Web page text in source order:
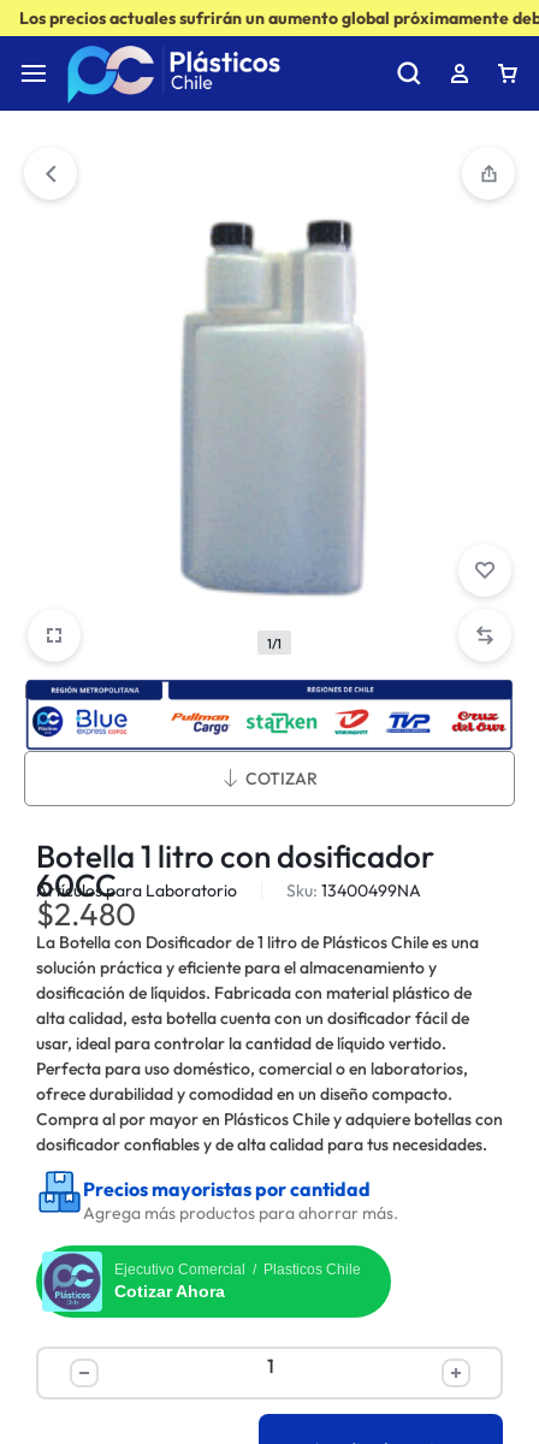
Los precios actuales sufrirán un aumento global próximamente
1/1
Métodos de envío:
COTIZAR
Botella 1 litro con dosificador
60CC
Artículos para Laboratorio Sku: 13400499NA
$2.480
La Botella con Dosificador de 1 litro de Plásticos Chile es una
solución práctica y eficiente para el almacenamiento y
dosificación de líquidos. Fabricada con material plástico de
alta calidad, esta botella cuenta con un dosificador fácil de
usar, ideal para controlar la cantidad de líquido vertido.
Perfecta para uso doméstico, comercial o en laboratorios,
ofrece durabilidad y comodidad en un diseño compacto.
Compra al por mayor en Plásticos Chile y adquiere botellas con
dosificador confiables y de alta calidad para tus necesidades.
Precios mayoristas por cantidad
Agrega más productos para ahorrar más.
Ejecutivo Comercial / Plasticos Chile
Cotizar Ahora